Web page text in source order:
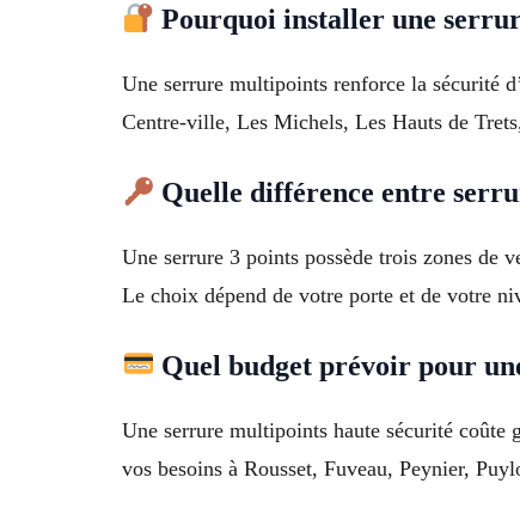
Pourquoi installer une
Une serrure multipoints renforce la sécurité
Centre-ville, Les Michels, Les Hauts de
Quelle différence entre
Une serrure 3 points possède trois zones de
Le choix dépend de votre porte et de votre
Quel budget prévoir pour
Une serrure multipoints haute sécurité coûte
vos besoins à Rousset, Fuveau, Peynier,